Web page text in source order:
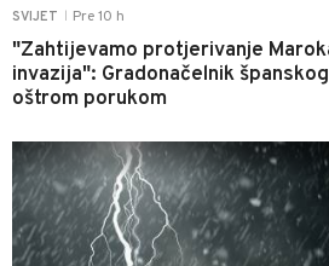
SVIJET Pre 10 h
"Zahtijevamo protjerivanje
invazija": Gradonačelnik
oštrom porukom